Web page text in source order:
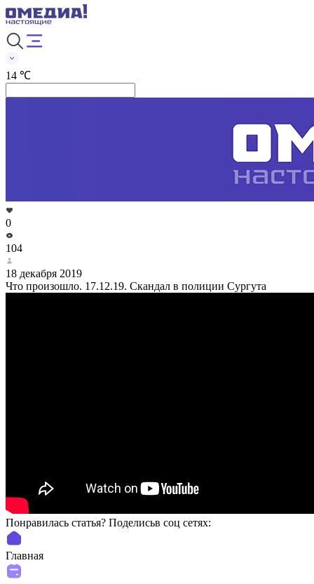
14 ℃
0
104
18 декабря 2019
Что произошло. 17.12.19. Скандал в полиции Сургута
Понравилась статья? Поделиcьв соц сетях:
Главная